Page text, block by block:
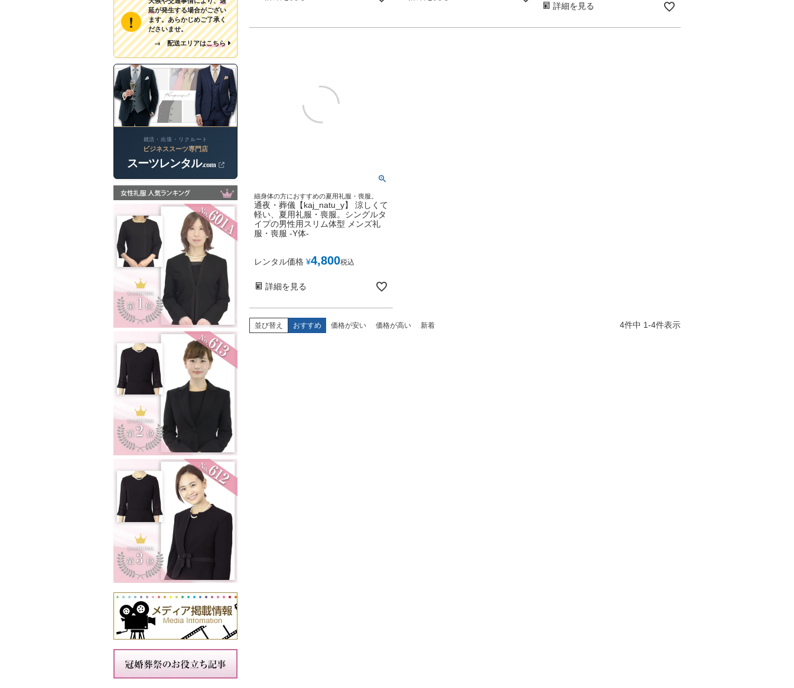
!
延が発生する場合がござい
ます。あらかじめご了承く
ださいませ。
→ 配送エリアはこちら
就活・出張・リクルート
ビジネススーツ専門店
スーツレンタル.com
詳細を見る
細身体の方におすすめの夏用礼服・喪服。
通夜・葬儀【kaj_natu_y】 涼しくて
軽い、夏用礼服・喪服。シングルタ
イプの男性用スリム体型 メンズ礼
服・喪服 -Y体-
レンタル価格 ¥4,800税込
詳細を見る
並び替え おすすめ 価格が安い 価格が高い 新着 4件中 1-4件表示